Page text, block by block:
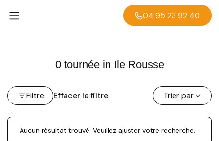
04 95 23 92 40
0 tournée in Ile Rousse
Filtre Effacer le filtre Trier par
Aucun résultat trouvé. Veuillez ajuster votre recherche.